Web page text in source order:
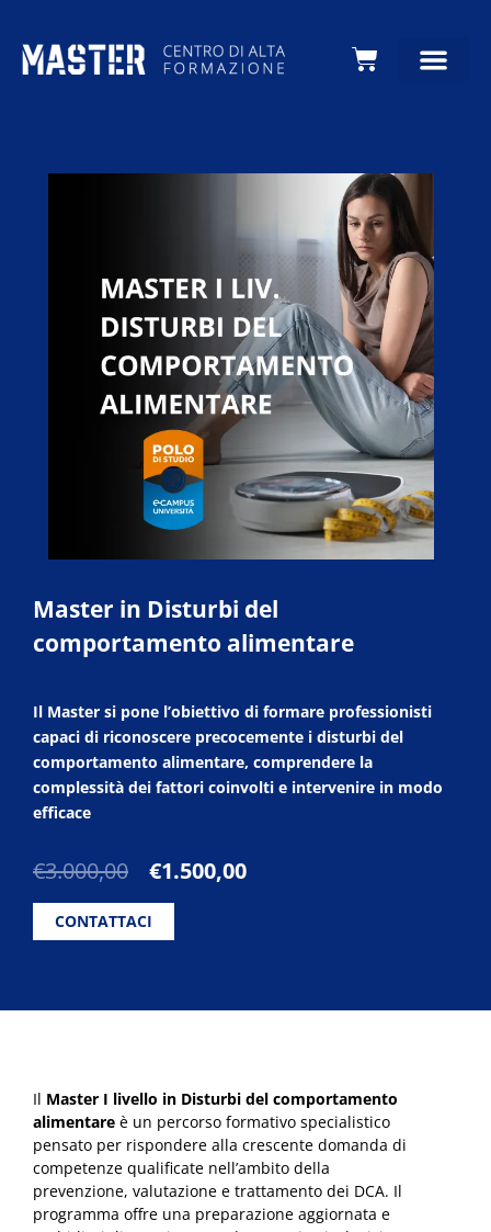
Carrello
Master in Disturbi del
comportamento alimentare
Il Master si pone l’obiettivo di formare professionisti
capaci di riconoscere precocemente i disturbi del
comportamento alimentare, comprendere la
complessità dei fattori coinvolti e intervenire in modo
efficace
€3.000,00
Il
originale
era:
€1.500,00Il
CONTATTACI
Il Master I livello in Disturbi del comportamento
alimentare è un percorso formativo specialistico
pensato per rispondere alla crescente domanda di
competenze qualificate nell’ambito della
prevenzione, valutazione e trattamento dei DCA. Il
programma offre una preparazione aggiornata e